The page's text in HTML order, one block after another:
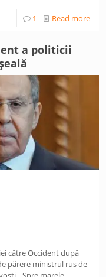
1 Read more
a politicii
către Occident după
părere ministrul rus de